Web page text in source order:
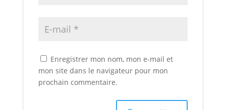
Enregistrer mon nom, mon e-mail et
mon site dans le navigateur pour mon
prochain commentaire.